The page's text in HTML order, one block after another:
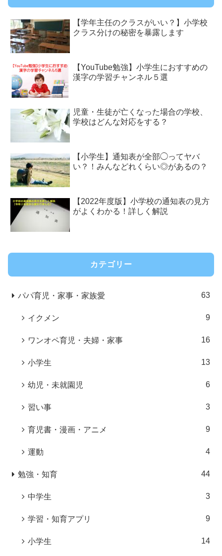
【学年主任のクラスがいい？】小学校
クラス分けの秘密を暴露します
【YouTube勉強】小学生におすすめの
漢字の学習チャンネル５選
児童・生徒が亡くなった場合の学校、
学校はどんな対応をする？
【小学生】通知表が全部◯ってヤバ
い？！みんなどれくらい◎があるの？
【2022年度版】小学校の通知表の見方
がよくわかる！詳しく解説
カテゴリー
パパ育児・家事・家族愛 63
イクメン 9
ワンオペ育児・夫婦・家事 16
小学生 13
幼児・未就園児 6
習い事 3
育児書・漫画・アニメ 9
運動 4
勉強・知育 44
中学生 3
学習・知育アプリ 9
小学生 14